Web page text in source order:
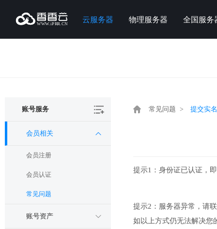
云服务器 物理服务器 全国服务
账号服务
会员相关
会员注册
会员认证
常见问题
账号资产
常见问题 >
提示1：身份证已认证，
提示2：服务器异常，请
如以上方式仍无法解决您